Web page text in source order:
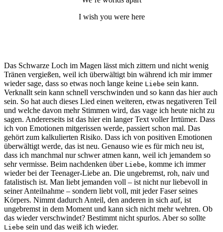
I wish you were here
Das Schwarze Loch im Magen lässt mich zittern und nicht wenig
Tränen vergießen, weil ich überwältigt bin während ich mir immer
wieder sage, dass so etwas noch lange keine Liebe sein kann.
Verknallt sein kann schnell verschwinden und so kann das hier auch
sein. So hat auch dieses Lied einen weiteren, etwas negativeren Teil
und welche davon mehr Stimmen wird, das vage ich heute nicht zu
sagen. Andererseits ist das hier ein langer Text voller Irrtümer. Dass
ich von Emotionen mitgerissen werde, passiert schon mal. Das
gehört zum kalkulierten Risiko. Dass ich von positiven Emotionen
überwältigt werde, das ist neu. Genauso wie es für mich neu ist,
dass ich manchmal nur schwer atmen kann, weil ich jemandem so
sehr vermisse. Beim nachdenken über Liebe, komme ich immer
wieder bei der Teenager-Liebe an. Die ungebremst, roh, naiv und
fatalistisch ist. Man liebt jemanden voll – ist nicht nur liebevoll in
seiner Anteilnahme – sondern liebt voll, mit jeder Faser seines
Körpers. Nimmt dadurch Anteil, den anderen in sich auf, ist
ungebremst in dem Moment und kann sich nicht mehr wehren. Ob
das wieder verschwindet? Bestimmt nicht spurlos. Aber so sollte
Liebe sein und das weiß ich wieder.